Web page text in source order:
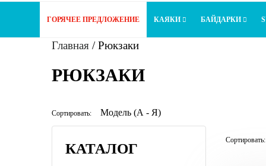
ГОРЯЧЕЕ ПРЕДЛОЖЕНИЕ КАЯКИ БАЙДАРКИ
Главная / Рюкзаки
РЮКЗАКИ
Сортировать:
КАТАЛОГ
Сортировать: